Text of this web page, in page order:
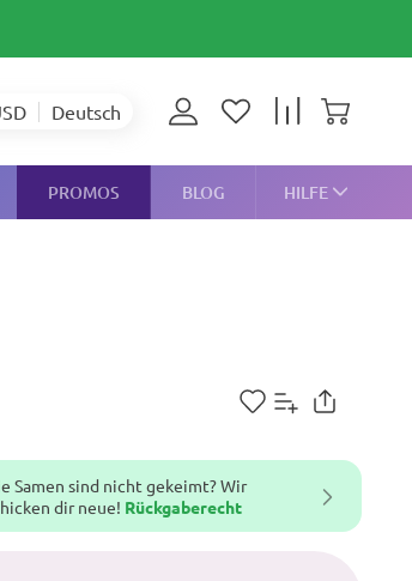
Deutsch
PROMOS BLOG HILFE
Samen sind nicht gekeimt? Wir
dir neue! Rückgaberecht